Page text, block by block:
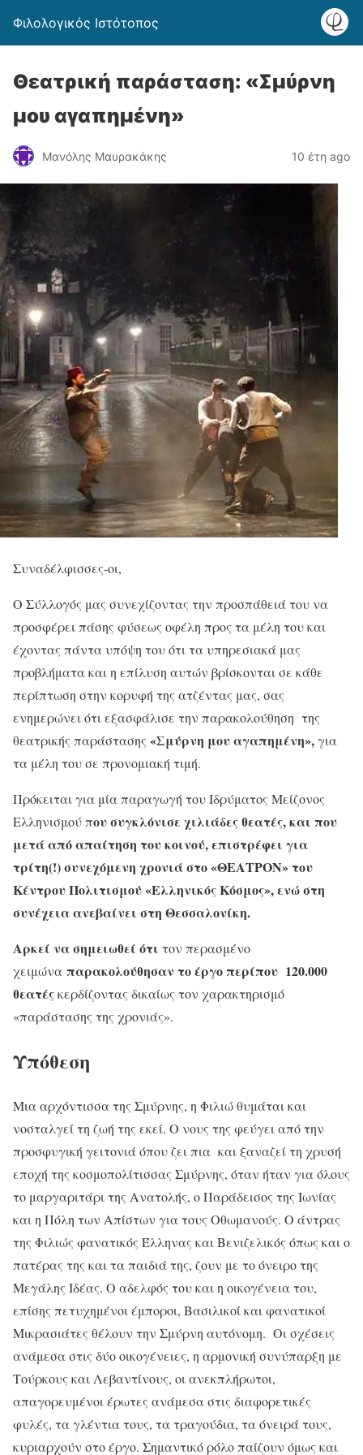
Φιλολογικός Ιστότοπος
Θεατρική παράσταση: «Σμύρνη
μου αγαπημένη»
Μανόλης Μαυρακάκης 10 έτη ago
Συναδέλφισσες-οι,
Ο Σύλλογός μας συνεχίζοντας την προσπάθειά του να
προσφέρει πάσης φύσεως οφέλη προς τα μέλη του και
έχοντας πάντα υπόψη του ότι τα υπηρεσιακά μας
προβλήματα και η επίλυση αυτών βρίσκονται σε κάθε
περίπτωση στην κορυφή της ατζέντας μας, σας
ενημερώνει ότι εξασφάλισε την παρακολούθηση της
θεατρικής παράστασης «Σμύρνη μου αγαπημένη»,για
τα μέλη του σε προνομιακή τιμή.
Πρόκειται για μία παραγωγή του Ιδρύματος Μείζονος
Ελληνισμού που συγκλόνισε χιλιάδες θεατές, και που
μετά από απαίτηση του κοινού, επιστρέφει για
τρίτη(!) συνεχόμενη χρονιά στο «ΘΕΑΤΡΟΝ» του
Κέντρου Πολιτισμού «Ελληνικός Κόσμος», ενώ στη
συνέχεια ανεβαίνει στη Θεσσαλονίκη.
Αρκεί να σημειωθεί ότι τον περασμένο
χειμώνα παρακολούθησαν το έργο περίπου 120.000
θεατέςκερδίζοντας δικαίως τον χαρακτηρισμό
«παράστασης της χρονιάς».
Υπόθεση
Μια αρχόντισσα της Σμύρνης, η Φιλιώ θυμάται και
νοσταλγεί τη ζωή της εκεί. Ο νους της φεύγει από την
προσφυγική γειτονιά όπου ζει πια και ξαναζεί τη χρυσή
εποχή της κοσμοπολίτισσας Σμύρνης, όταν ήταν για όλους
το μαργαριτάρι της Ανατολής, ο Παράδεισος της Ιωνίας
και η Πόλη των Απίστων για τους Οθωμανούς. Ο άντρας
της Φιλιώς φανατικός Έλληνας και Βενιζελικός όπως και ο
πατέρας της και τα παιδιά της, ζουν με το όνειρο της
Μεγάλης Ιδέας. Ο αδελφός του και η οικογένεια του,
επίσης πετυχημένοι έμποροι, Βασιλικοί και φανατικοί
Μικρασιάτες θέλουν την Σμύρνη αυτόνομη. Οι σχέσεις
ανάμεσα στις δύο οικογένειες, η αρμονική συνύπαρξη με
Τούρκους και Λεβαντίνους, οι ανεκπλήρωτοι,
απαγορευμένοι έρωτες ανάμεσα στις διαφορετικές
φυλές, τα γλέντια τους, τα τραγούδια, τα όνειρά τους,
κυριαρχούν στο έργο. Σημαντικό ρόλο παίζουν όμως και